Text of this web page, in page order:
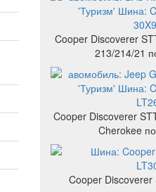
Cooper Discoverer
213/214/21
Cooper Discoverer
Cherokee
Cooper Discoverer